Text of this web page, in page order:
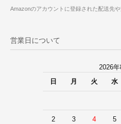
Amazonのアカウントに登録された配送先
営業日について
2026年
日
月 火 水
2 3 4 5